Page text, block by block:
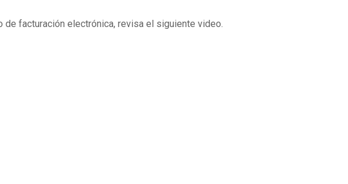
de facturación electrónica, revisa el siguiente video.